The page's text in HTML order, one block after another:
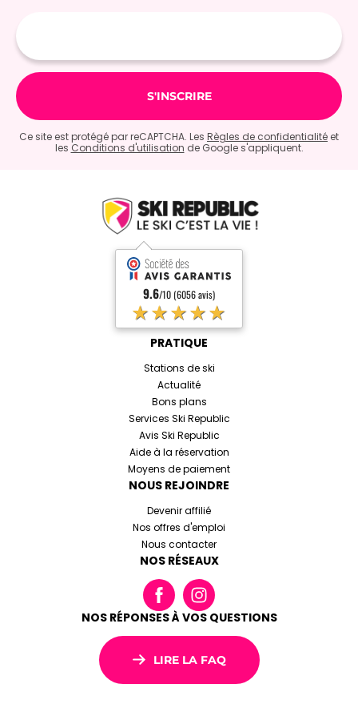
mail
Ce site est protégé par reCAPTCHA. Les Règles de confidentialité et
les Conditions d'utilisation de Google s'appliquent.
9.6/10 (6056 avis)
★★★★★
PRATIQUE
Stations de ski
Actualité
Bons plans
Services Ski Republic
Avis Ski Republic
Aide à la réservation
Moyens de paiement
NOUS REJOINDRE
Devenir affilié
Nos offres d'emploi
Nous contacter
NOS RÉSEAUX
NOS RÉPONSES À VOS QUESTIONS
LIRE LA FAQ